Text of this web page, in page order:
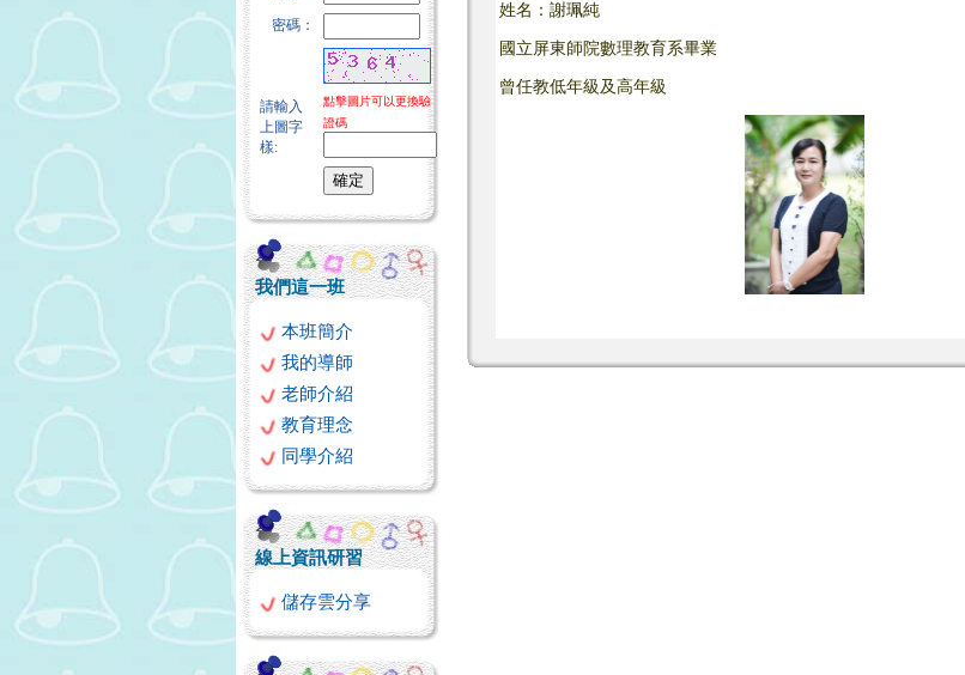
密碼：
請輸入
上圖字
樣:
點擊圖片可以更換驗
證碼
我們這一班
本班簡介
我的導師
老師介紹
教育理念
同學介紹
線上資訊研習
儲存雲分享
姓名：謝珮純
國立屏東師院數理教育系畢業
曾任教低年級及高年級